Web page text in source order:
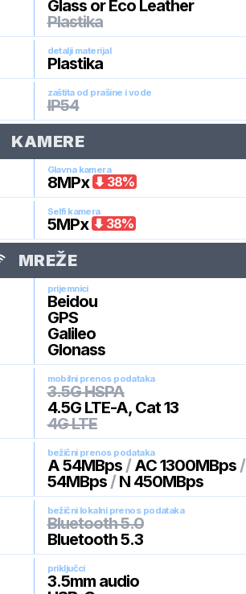
Glass or Eco Leather
Plastika
detalji materijal
Plastika
zaštita od prašine i vode
IP54
KAMERE
Glavna kamera
8MPx 38%
Selfi kamera
5MPx 38%
MREŽE
prijemnici
Beidou
GPS
Galileo
Glonass
mobilni prenos podataka
3.5G HSPA
4.5G LTE-A, Cat 13
4G LTE
bežični prenos podataka
A 54MBps/ AC 1300MBps/
54MBps/ N 450MBps
bežični lokalni prenos podataka
Bluetooth 5.0
Bluetooth 5.3
priključci
3.5mm audio